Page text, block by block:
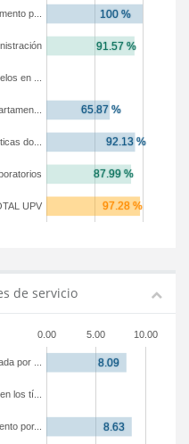
UPV
do...
en ...
p...
de servicio
0.00 5.00 10.00
por...
los tí...
por ...